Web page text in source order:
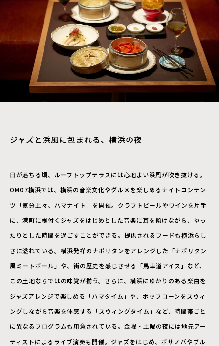
ジャズと浜風に包まれる、横浜の夜
日が落ちる頃、ルーフトップテラスには心地よい浜風が吹き抜ける。
OMO7横浜では、横浜の音楽文化やグルメを楽しめるナイトコンテン
ツ「気分上々、ハマナイト」を開催。クラフトビールやワインを片手
に、港町に根付くジャズをはじめとした音楽に耳を傾けながら、ゆっ
たりとした時間を過ごすことができる。提供されるフードも横浜らし
さに溢れている。横浜発祥のナポリタンをアレンジした「ナポリタン
風ミートボール」や、街の歴史を感じさせる「馬車道アイス」など、
この土地ならではの味覚が揃う。さらに、横浜にゆかりのある楽曲を
ジャズアレンジで楽しめる「ハマタイム」や、ポップコーンをスウィ
ングしながら音楽を体感する「スウィングタイム」など、時間帯ごと
に異なるプログラムも用意されている。金曜・土曜の夜には地元アー
ティストによるライブ演奏も開催。ジャズをはじめ、ボサノバやブル